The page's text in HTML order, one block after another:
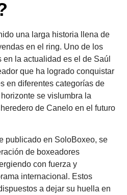
una larga historia llena de
en el ring. Uno de los
la actualidad es el de Saúl
que ha logrado conquistar
en diferentes categorías de
se vislumbra la
de Canelo en el futuro
publicado en SoloBoxeo, se
de boxeadores
con fuerza y
internacional. Estos
a dejar su huella en